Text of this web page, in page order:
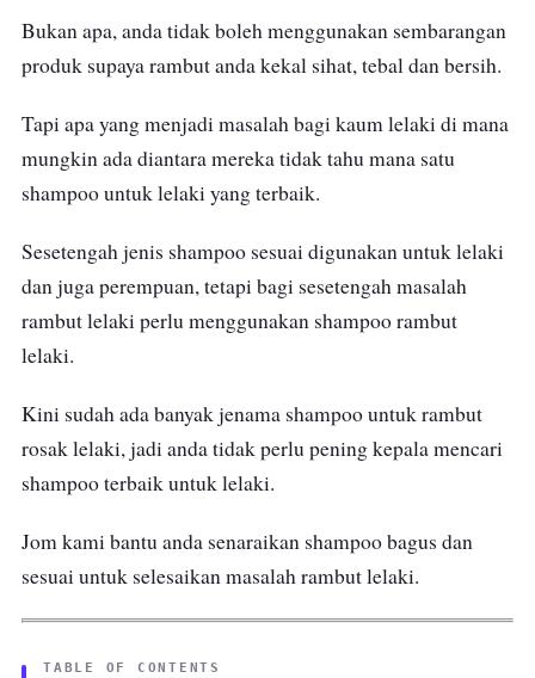
Bukan apa, anda tidak boleh menggunakan sembarangan
produk supaya rambut anda kekal sihat, tebal dan bersih.
Tapi apa yang menjadi masalah bagi kaum lelaki di mana
mungkin ada diantara mereka tidak tahu mana satu
shampoo untuk lelaki yang terbaik.
Sesetengah jenis shampoo sesuai digunakan untuk lelaki
dan juga perempuan, tetapi bagi sesetengah masalah
rambut lelaki perlu menggunakan shampoo rambut
lelaki.
Kini sudah ada banyak jenama shampoo untuk rambut
rosak lelaki, jadi anda tidak perlu pening kepala mencari
shampoo terbaik untuk lelaki.
Jom kami bantu anda senaraikan shampoo bagus dan
sesuai untuk selesaikan masalah rambut lelaki.
TABLE OF CONTENTS